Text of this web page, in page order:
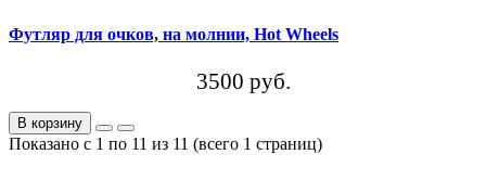
Футляр для очков, на молнии, Hot Wheels
3500 руб.
В корзину
Показано с 1 по 11 из 11 (всего 1 страниц)